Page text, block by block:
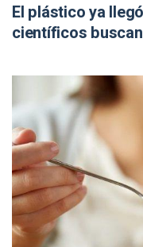
El plástico ya
científicos